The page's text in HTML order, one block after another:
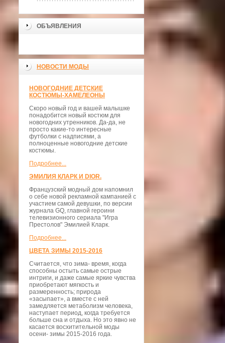
ОБЪЯВЛЕНИЯ
НОВОСТИ МОДЫ
НОВОГОДНИЕ ДЕТСКИЕ
КОСТЮМЫ-ХАМЕЛЕОНЫ
Скоро новый год и вашей малышке
понадобится новый костюм для
новогодних утренников. Да-да, не
просто какие-то интересные
футболки с надписями, а
полноценные новогодние детские
костюмы.
Подробнее...
ЭМИЛИЯ КЛАРК И DIOR.
Французский модный дом напомнил
о себе новой рекламной кампанией с
участием самой девушки, по версии
журнала GQ, главной героини
телевизионного сериала "Игра
Престолов" Эмилией Кларк.
Подробнее...
ЦВЕТА ЗИМЫ 2015-2016
Считается, что зима- время, когда
способны остыть самые острые
интриги, и даже самые яркие чувства
приобретают мягкость и
размеренность; природа
«засыпает», а вместе с ней
замедляется метаболизм человека,
наступает период, когда требуется
больше сна и отдыха. Но это явно не
касается восхитительной моды
осени- зимы 2015-2016 года.